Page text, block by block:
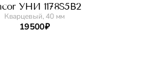
УНИ 1178S5B2
Кварцевый, 40 мм
19 500 ₽